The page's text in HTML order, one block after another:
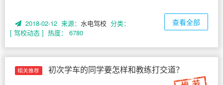
2018-02-12 来源：水电驾校 分类：
[ 驾校动态 ] 热度： 6780
查看全部
相关推荐 初次学车的同学要怎样和教练打交道？